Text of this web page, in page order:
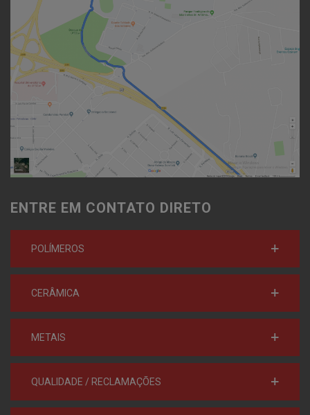
ENTRE EM CONTATO DIRETO
POLÍMEROS
CERÂMICA
METAIS
QUALIDADE / RECLAMAÇÕES